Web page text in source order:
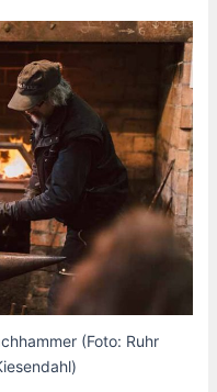
(Foto: Ruhr